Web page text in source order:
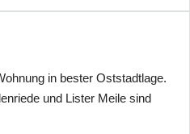
in bester Oststadtlage.
und Lister Meile sind